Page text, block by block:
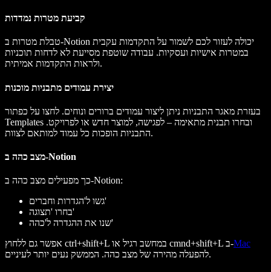
קביעת מטרות נמדדות
טבלת מטרות ב-Notion יכולה לעזור לכם לשמור על התקדמות עקבית
במטרות אישיות ועסקיות. עבודה שוטפת מסייעת לא לדחות תוכניות
ולראות התקדמות אמיתית.
יצירת עמודים מתבניות מוכנות
בעזרת מאגר התבניות ניתן ליצור עמודים ברורים ונוחים. לחצו על כפתור
Templates ובחרו תבנית מתאימה – לפגישה, למוצר חדש או לפרויקט.
התבניות הופכות כל עמוד למותאם לצוות.
מצב כהה ב-Notion
כך מפעילים מצב כהה ב-Notion:
גשו ל'הגדרות וחברים'
בחרו 'תצוגה'
שנו את ההגדרה ל'כהה'
אפשר גם ללחוץ ctrl+shift+L במחשב רגיל או cmnd+shift+L ב-Mac
להפעלה מהירה של מצב כהה. הממשק נעים יותר לעיניים.